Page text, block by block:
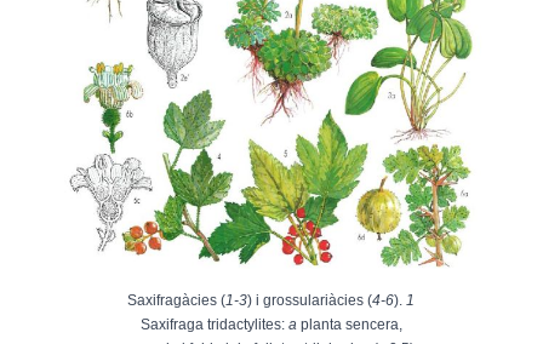
Saxifragàcies (1-3) i grossulariàcies (4-6).1
Saxifraga tridactylites: aplanta sencera,